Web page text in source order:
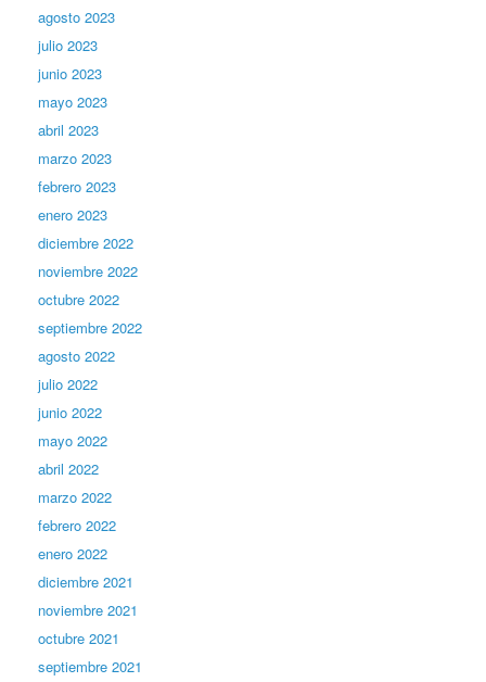
agosto 2023
julio 2023
junio 2023
mayo 2023
abril 2023
marzo 2023
febrero 2023
enero 2023
diciembre 2022
noviembre 2022
octubre 2022
septiembre 2022
agosto 2022
julio 2022
junio 2022
mayo 2022
abril 2022
marzo 2022
febrero 2022
enero 2022
diciembre 2021
noviembre 2021
octubre 2021
septiembre 2021